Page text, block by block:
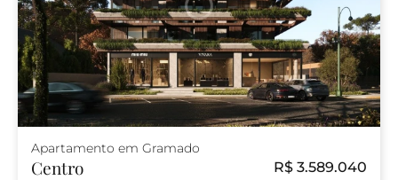
Apartamento em Gramado
Centro R$ 3.589.040